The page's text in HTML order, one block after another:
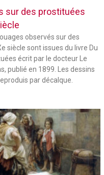
sur des prostituées
observés sur des
siècle sont issues du livre Du
écrit par le docteur Le
publié en 1899. Les dessins
par décalque.